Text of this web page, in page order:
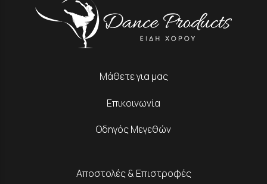
Μάθετε για μας
Επικοινωνία
Οδηγός Μεγεθών
Αποστολές & Επιστροφές